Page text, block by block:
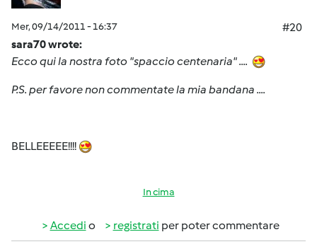
Mer, 09/14/2011 - 16:37
#20
sara70 wrote:
Ecco qui la nostra foto "spaccio centenaria" ....
P.S. per favore non commentate la mia bandana ....
BELLEEEEE!!!!
In cima
Accedi o registrati per poter commentare